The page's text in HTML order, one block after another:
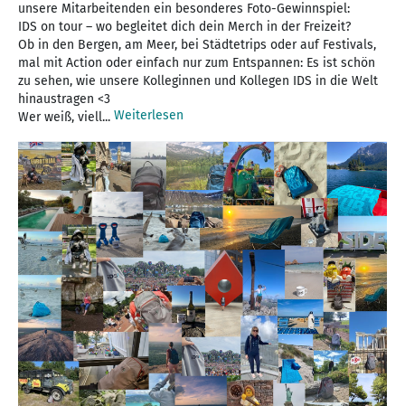
unsere Mitarbeitenden ein besonderes Foto-Gewinnspiel:
IDS on tour – wo begleitet dich dein Merch in der Freizeit?
Ob in den Bergen, am Meer, bei Städtetrips oder auf Festivals,
mal mit Action oder einfach nur zum Entspannen: Es ist schön
zu sehen, wie unsere Kolleginnen und Kollegen IDS in die Welt
hinaustragen <3
Wer weiß, viell... Weiterlesen